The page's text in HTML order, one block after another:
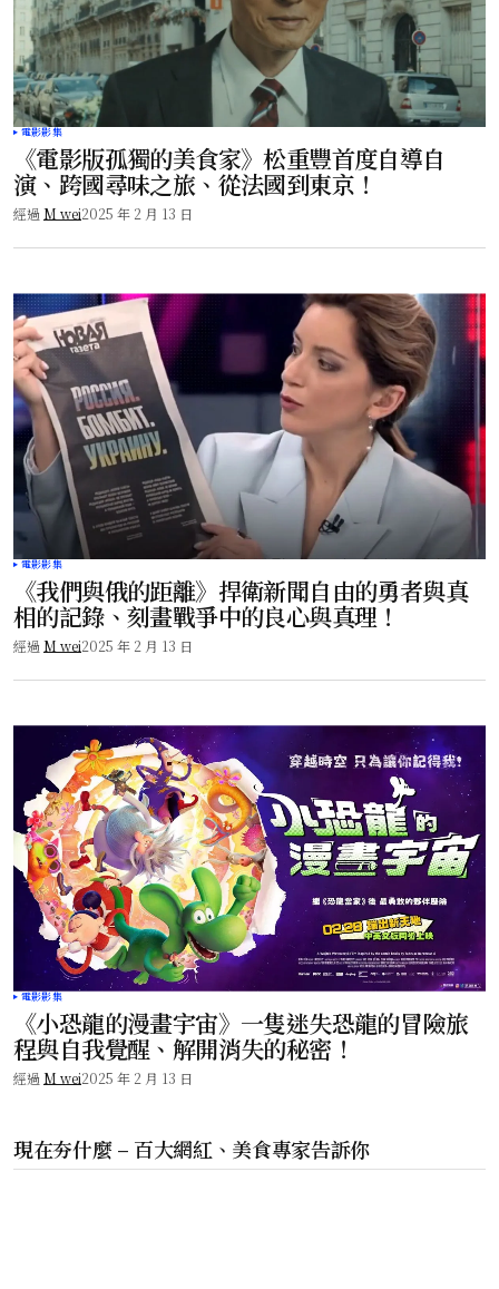
電影影集
《電影版孤獨的美食家》松重豐首度自導自
演、跨國尋味之旅、從法國到東京！
經過 M wei2025 年 2 月 13 日
電影影集
《我們與俄的距離》捍衛新聞自由的勇者與真
相的記錄、刻畫戰爭中的良心與真理！
經過 M wei2025 年 2 月 13 日
電影影集
《小恐龍的漫畫宇宙》一隻迷失恐龍的冒險旅
程與自我覺醒、解開消失的秘密！
經過 M wei2025 年 2 月 13 日
現在夯什麼 – 百大網紅、美食專家告訴你